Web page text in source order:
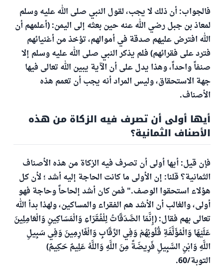
فالجواب: أن ذلك لا يجب، لقول النبي صلى الله عليه وسلم
لمعاذ بن جبل رضي الله عنه حين بعثه إلى اليمن: (أعلمهم أن
الله افترض عليهم صدقة في أموالهم، تؤخذ من أغنيائهم
فترد على فقرائهم) فلم يذكر النبي صلى الله عليه وسلم إلا
صنفاً واحداً، وهذا يدل على أن الآية يبين الله تعالى فيها
جهة الاستحقاق، وليس المراد أنه يجب أن تعمم هذه
الأصناف.
أيها أولى أن تصرف فيه الزكاة من هذه
الأصناف الثمانية؟
فإن قيل: أيها أولى أن تصرف فيه الزكاة من هذه الأصناف
الثمانية؟ قلنا: إن الأولى ما كانت الحاجة إليه أشد ؛ لأن كل
هؤلاء استحقوا الوصف." فمن كان أشد إلحاحاً وحاجة فهو
أولى، والغالب أن الأشد هم الفقراء والمساكين، ولهذا بدأ الله
تعالى بهم فقال: (إِنَّمَا الصَّدَقَاتُ لِلْفُقَرَاءِ وَالْمَسَاكِينِ وَالْعَامِلِينَ
عَلَيْهَا وَالْمُؤَلَّفَةِ قُلُوبُهُمْ وَفِي الرِّقَابِ وَالْغَارِمِينَ وَفِي سَبِيلِ
اللَّهِ وَابْنِ السَّبِيلِ فَرِيضَةً مِنَ اللَّهِ وَاللَّهُ عَلِيمٌ حَكِيمٌ)
التوبة/60.